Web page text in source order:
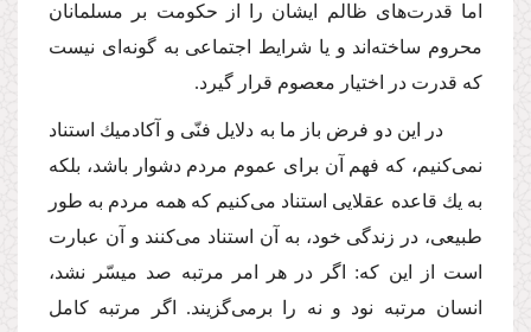
اما قدرت‌هاى ظالم ایشان را از حكومت بر مسلمانان
محروم ساخته‌اند و یا شرایط اجتماعى به گونه‌اى نیست
كه قدرت در اختیار معصوم قرار گیرد.
در این دو فرض باز ما به دلایل فنّى و آكادمیك استناد
نمى‌كنیم، كه فهم آن براى عموم مردم دشوار باشد، بلكه
به یك قاعده عقلایى استناد مى‌كنیم كه همه مردم به طور
طبیعى، در زندگى خود، به آن استناد مى‌كنند و آن عبارت
است از این كه: اگر در هر امر مرتبه صد میسّر نشد،
انسان مرتبه نود و نه را برمى‌گزیند. اگر مرتبه كامل